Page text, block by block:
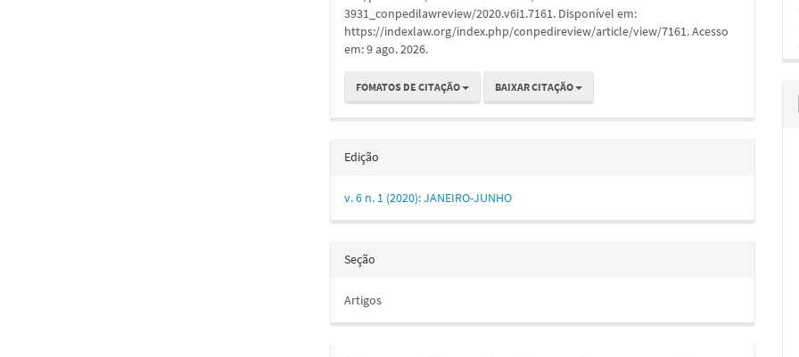
3931_conpedilawreview/2020.v6i1.7161. Disponível em:
https://indexlaw.org/index.php/conpedireview/article/view/7161. Acesso
em: 9 ago. 2026.
FOMATOS DE CITAÇÃO BAIXAR CITAÇÃO
Edição
v. 6 n. 1 (2020): JANEIRO-JUNHO
Seção
Artigos